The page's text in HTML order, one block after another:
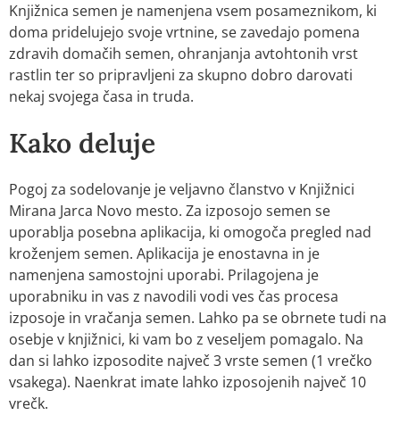
Knjižnica semen je namenjena vsem posameznikom, ki
doma pridelujejo svoje vrtnine, se zavedajo pomena
zdravih domačih semen, ohranjanja avtohtonih vrst
rastlin ter so pripravljeni za skupno dobro darovati
nekaj svojega časa in truda.
Kako deluje
Pogoj za sodelovanje je veljavno članstvo v Knjižnici
Mirana Jarca Novo mesto. Za izposojo semen se
uporablja posebna aplikacija, ki omogoča pregled nad
kroženjem semen. Aplikacija je enostavna in je
namenjena samostojni uporabi. Prilagojena je
uporabniku in vas z navodili vodi ves čas procesa
izposoje in vračanja semen. Lahko pa se obrnete tudi na
osebje v knjižnici, ki vam bo z veseljem pomagalo. Na
dan si lahko izposodite največ 3 vrste semen (1 vrečko
vsakega). Naenkrat imate lahko izposojenih največ 10
vrečk.